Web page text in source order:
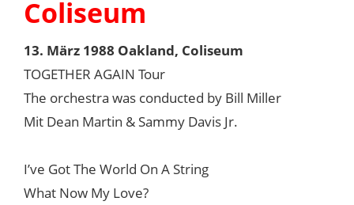
Coliseum
13. März 1988 Oakland, Coliseum
TOGETHER AGAIN Tour
The orchestra was conducted by Bill Miller
Mit Dean Martin & Sammy Davis Jr.
I’ve Got The World On A String
What Now My Love?